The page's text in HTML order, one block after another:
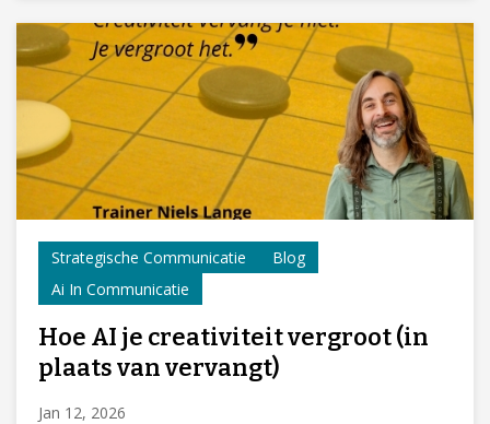
Strategische Communicatie
Blog
Ai In Communicatie
Hoe AI je creativiteit vergroot (in
plaats van vervangt)
Jan 12, 2026